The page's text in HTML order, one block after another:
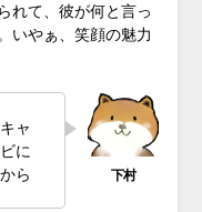
れて、彼が何と言っ
いやぁ、笑顔の魅力
ャ
に
ら